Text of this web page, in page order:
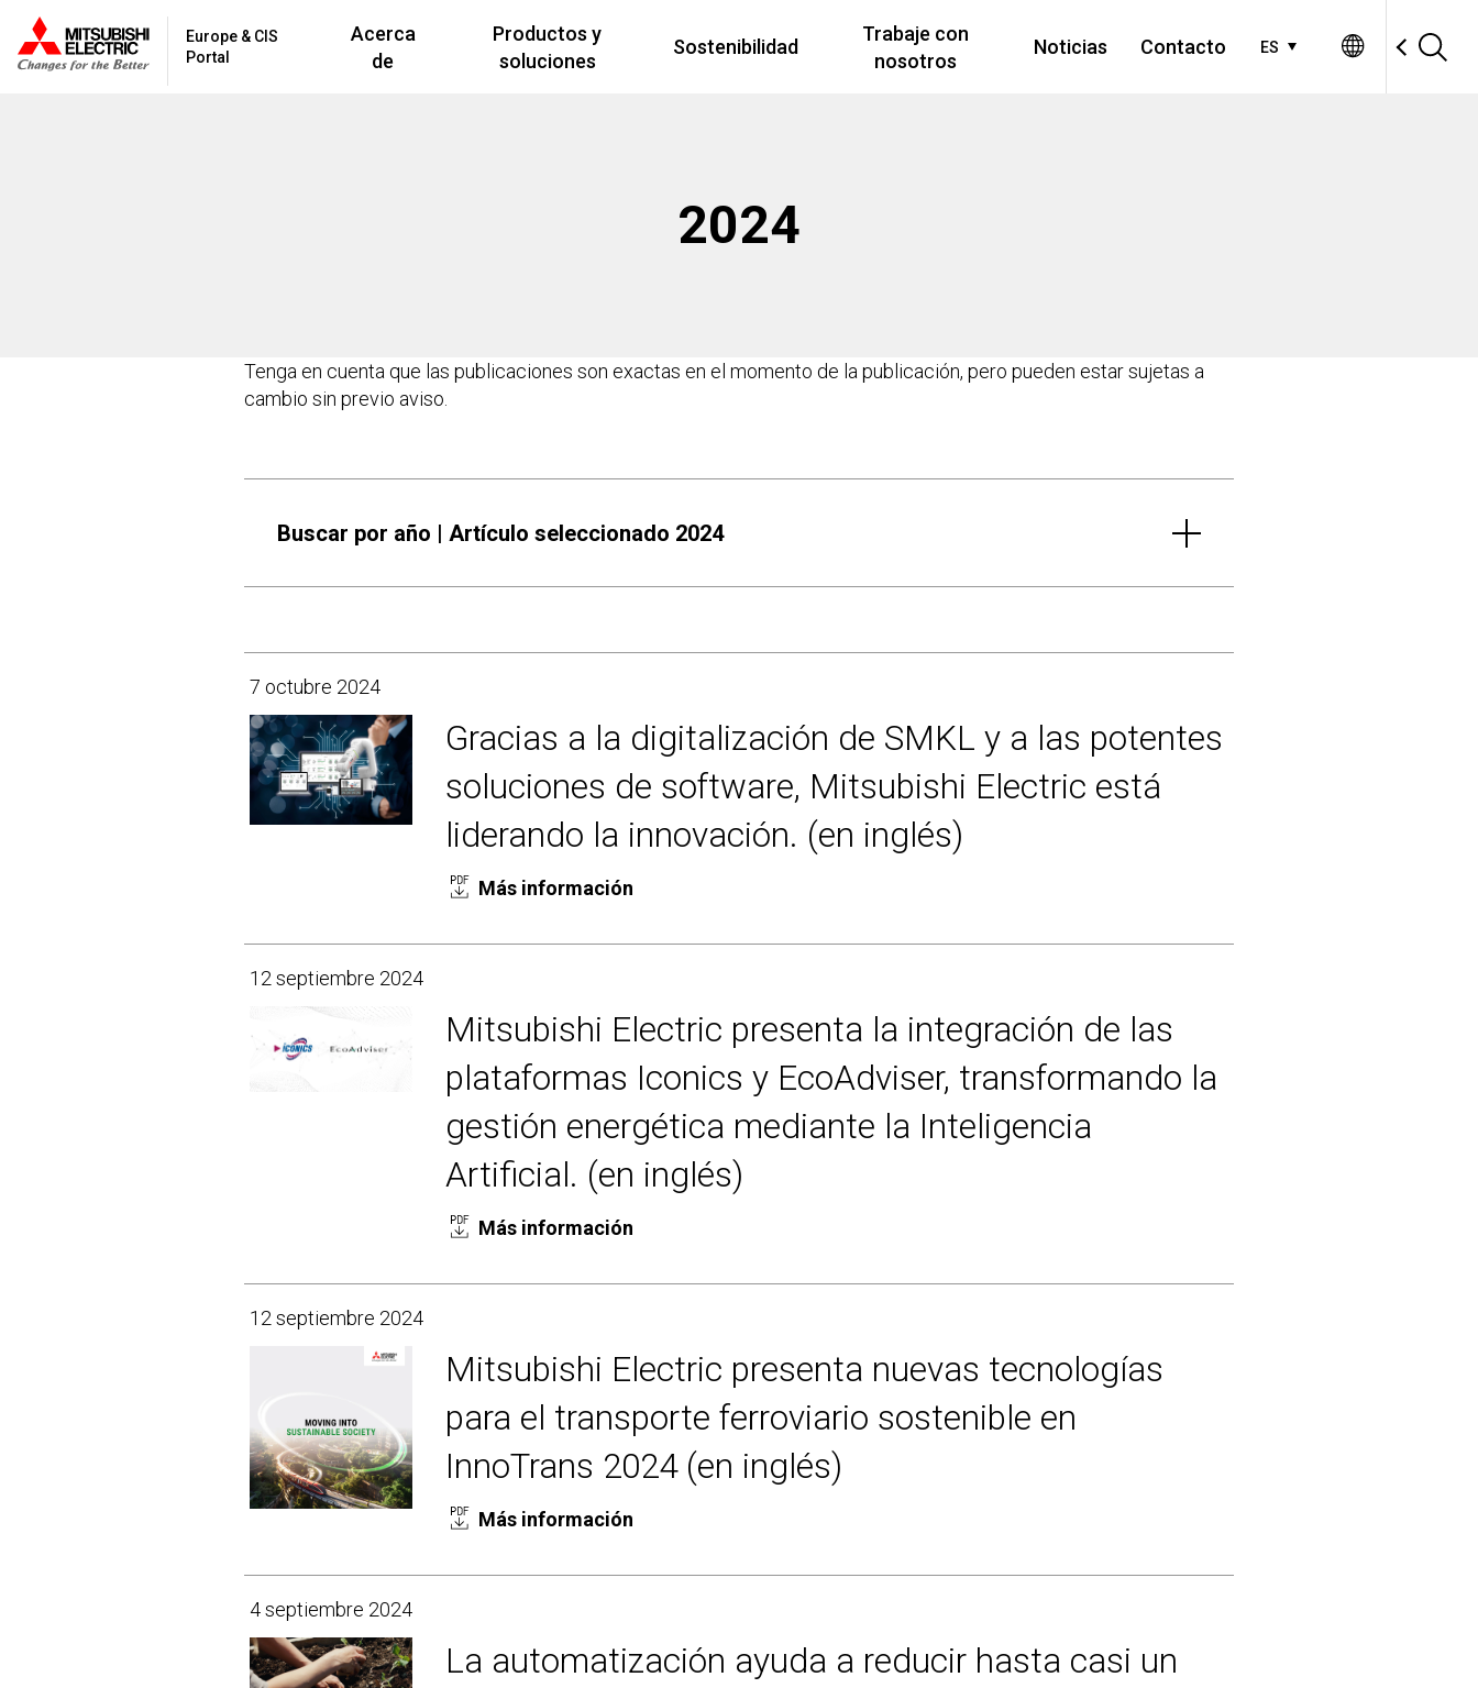
Europe & CIS
Portal
ES
Acerca
de
Productos y
soluciones
Sostenibilidad
Trabaje con
nosotros
Noticias Contacto
2024
Tenga en cuenta que las publicaciones son exactas en el momento de la publicación, pero pueden estar sujetas a
cambio sin previo aviso.
Buscar por año | Artículo seleccionado 2024
7 octubre 2024
Gracias a la digitalización de SMKL y a las potentes
soluciones de software, Mitsubishi Electric está
liderando la innovación. (en inglés)
Más información
12 septiembre 2024
Mitsubishi Electric presenta la integración de las
plataformas Iconics y EcoAdviser, transformando la
gestión energética mediante la Inteligencia
Artificial. (en inglés)
Más información
12 septiembre 2024
Mitsubishi Electric presenta nuevas tecnologías
para el transporte ferroviario sostenible en
InnoTrans 2024 (en inglés)
Más información
4 septiembre 2024
La automatización ayuda a reducir hasta casi un